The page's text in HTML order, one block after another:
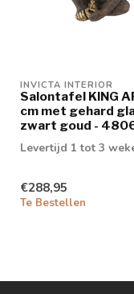
INVICTA INTERIOR
Salontafel KING
cm met gehard
zwart goud -
Levertijd 1 tot 3
€288,95
Te Bestellen